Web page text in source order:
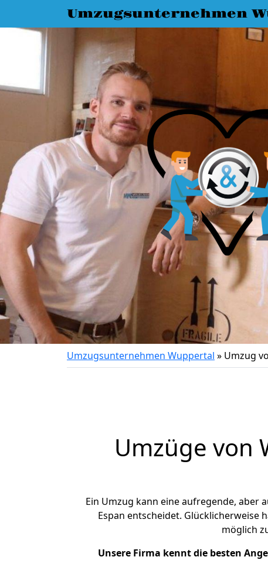
Umzugsunternehmen
Umzugsunternehmen Wuppertal » Umzug
Umzüge von
Ein Umzug kann eine aufregende, aber
Espan entscheidet. Glücklicherweise
möglich
Unsere Firma kennt die besten